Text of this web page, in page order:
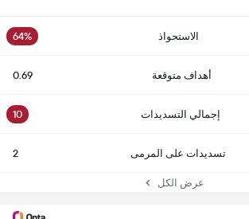
الاستحواذ 64%
أهداف متوقعة 0.69
إجمالي التسديدات 10
تسديدات على المرمى 2
عرض الكل